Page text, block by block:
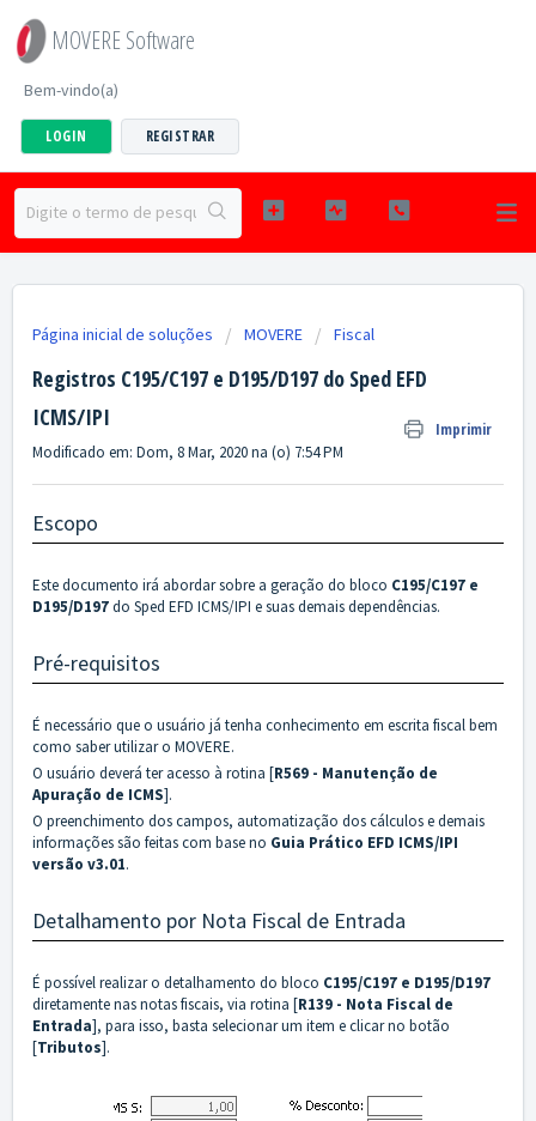
MOVERE Software
Bem-vindo(a)
LOGIN REGISTRAR
Página inicial de soluções MOVERE Fiscal
Registros C195/C197 e D195/D197 do Sped EFD
ICMS/IPI
Imprimir
Modificado em: Dom, 8 Mar, 2020 na (o) 7:54 PM
Escopo
Este documento irá abordar sobre a geração do bloco C195/C197 e
D195/D197do Sped EFD ICMS/IPI e suas demais dependências.
Pré-requisitos
É necessário que o usuário já tenha conhecimento em escrita fiscal bem
como saber utilizar o MOVERE.
O usuário deverá ter acesso à rotina [R569 - Manutenção de
Apuração de ICMS].
O preenchimento dos campos, automatização dos cálculos e demais
informações são feitas com base no Guia Prático EFD ICMS/IPI
versão v3.01.
Detalhamento por Nota Fiscal de Entrada
É possível realizar o detalhamento do bloco C195/C197 e D195/D197
diretamente nas notas fiscais, via rotina [R139 - Nota Fiscal de
Entrada], para isso, basta selecionar um item e clicar no botão
[Tributos].